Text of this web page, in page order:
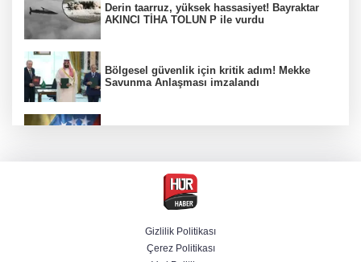
Derin taarruz, yüksek hassasiyet! Bayraktar
AKINCI TİHA TOLUN P ile vurdu
Bölgesel güvenlik için kritik adım! Mekke
Savunma Anlaşması imzalandı
Trump imzaladı! Doğumla vatandaşlığa
kısıtlamalar genişletildi
BM'nin teklifine Türk tarafından kabul,
Gizlilik Politikası
Çerez Politikası